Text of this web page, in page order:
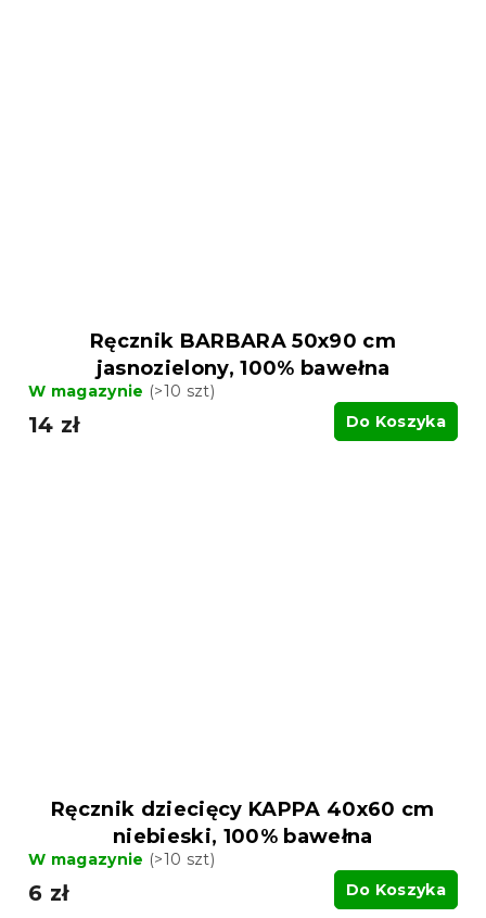
Ręcznik BARBARA 50x90 cm
jasnozielony, 100% bawełna
W magazynie (>10 szt)
14 zł Do Koszyka
Ręcznik dziecięcy KAPPA 40x60 cm
niebieski, 100% bawełna
W magazynie (>10 szt)
6 zł Do Koszyka